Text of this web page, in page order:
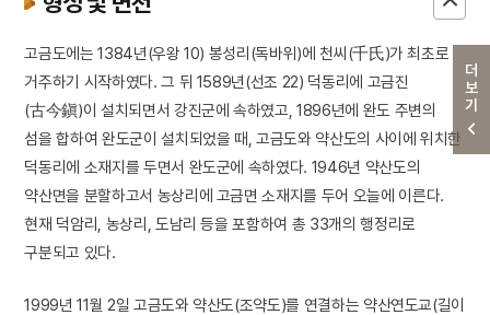
더보기
고금도에는 1384년(우왕 10) 봉성리(독바위)에 천씨(千氏)가 최초로
거주하기 시작하였다. 그 뒤 1589년(선조 22) 덕동리에 고금진
(古今鎭)이 설치되면서 강진군에 속하였고, 1896년에 완도 주변의
섬을 합하여 완도군이 설치되었을 때, 고금도와 약산도의 사이에 위치한
덕동리에 소재지를 두면서 완도군에 속하였다. 1946년 약산도의
약산면을 분할하고서 농상리에 고금면 소재지를 두어 오늘에 이른다.
현재 덕암리, 농상리, 도남리 등을 포함하여 총 33개의 행정리로
구분되고 있다.
1999년 11월 2일 고금도와 약산도(조약도)를 연결하는 약산연도교(길이